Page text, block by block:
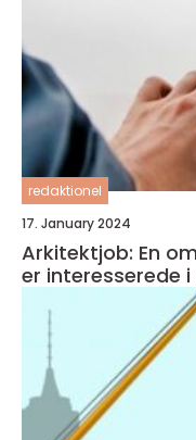
redaktionel
17. January 2024
Arkitektjob: En
er interesserede